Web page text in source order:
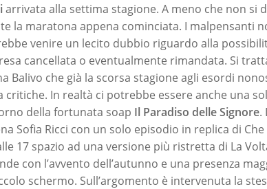
arrivata alla settima stagione. A meno che non si
la maratona appena cominciata. I malpensanti
venire un lecito dubbio riguardo alla
cancellata o eventualmente rimandata. Si
Balivo che già la scorsa stagione agli esordi
In realtà ci potrebbe essere anche una
della fortunata soap Il Paradiso delle Signore.
Sofia Ricci con un solo episodio in replica di Che
17 spazio ad una versione più ristretta di La
con l’avvento dell’autunno e una presenza
schermo. Sull’argomento è intervenuta la